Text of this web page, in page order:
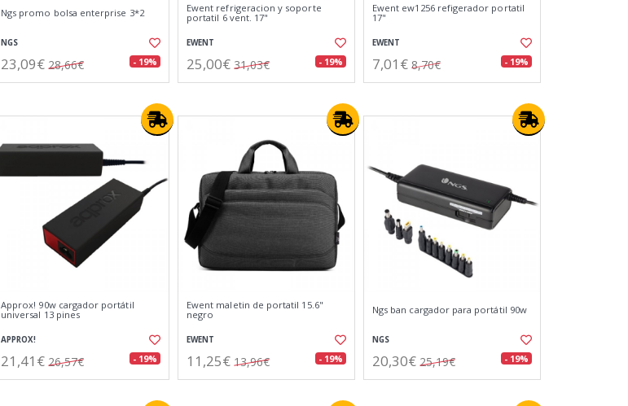
Ngs promo bolsa enterprise 3*2
NGS
23,09€ 28,66€ - 19%
Ewent refrigeracion y soporte
portatil 6 vent. 17"
EWENT
25,00€ 31,03€ - 19%
Ewent ew1256 refigerador portatil
17"
EWENT
7,01€ 8,70€ - 19%
Approx! 90w cargador portátil
universal 13 pines
APPROX!
21,41€ 26,57€ - 19%
Ewent maletin de portatil 15.6"
negro
EWENT
11,25€ 13,96€ - 19%
Ngs ban cargador para portátil 90w
NGS
20,30€ 25,19€ - 19%